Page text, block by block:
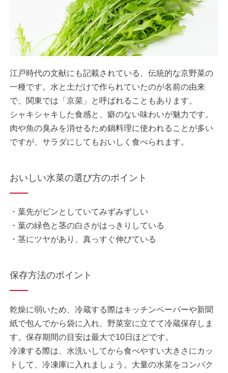
江戸時代の文献にも記載されている、伝統的な京野菜の
一種です。水と土だけで作られていたのが名前の由来
で、関東では「京菜」と呼ばれることもあります。
シャキシャキした食感と、癖のない味わいが魅力です。
肉や魚の臭みを消せるため鍋料理に使われることが多い
ですが、サラダにしてもおいしく食べられます。
おいしい水菜の選び方のポイント
・葉先がピンとしていてみずみずしい
・葉の緑色と茎の白さがはっきりしている
・茎にツヤがあり、真っすぐ伸びている
保存方法のポイント
乾燥に弱いため、冷蔵する際はキッチンペーパーや新聞
紙で包んでから袋に入れ、野菜室に立てて冷蔵保存しま
す。保存期間の目安は最大で10日ほどです。
冷凍する際は、水洗いしてから食べやすい大きさにカッ
トして、冷凍庫に入れましょう。大量の水菜をコンパク